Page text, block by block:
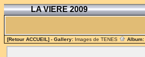
LA VIERE 2009
[Retour ACCUEIL] - Gallery: Images de TENES Album: